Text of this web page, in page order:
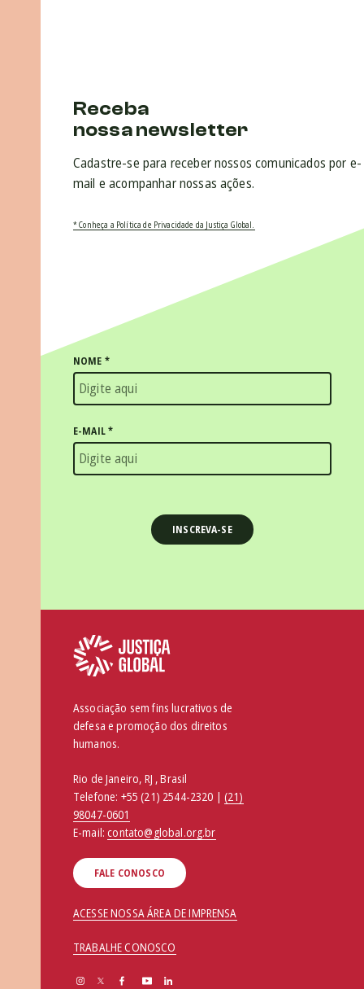
Receba
nossa newsletter
Cadastre-se para receber nossos comunicados por e-
mail e acompanhar nossas ações.
* Conheça a Política de Privacidade da Justiça Global.
NOME *
E-MAIL*
Associação sem fins lucrativos de
defesa e promoção dos direitos
humanos.
Rio de Janeiro, RJ , Brasil
Telefone: +55 (21) 2544-2320 | (21)
98047-0601
E-mail:contato@global.org.br
FALE CONOSCO
ACESSE NOSSA ÁREA DE IMPRENSA
TRABALHE CONOSCO